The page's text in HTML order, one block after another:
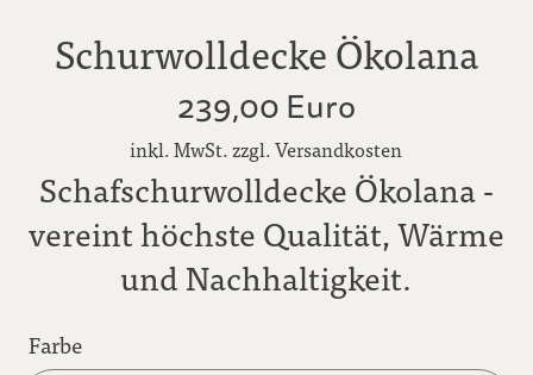
Schurwolldecke Ökolana
239,00 Euro
inkl. MwSt. zzgl. Versandkosten
Schafschurwolldecke Ökolana -
vereint höchste Qualität, Wärme
und Nachhaltigkeit.
Farbe